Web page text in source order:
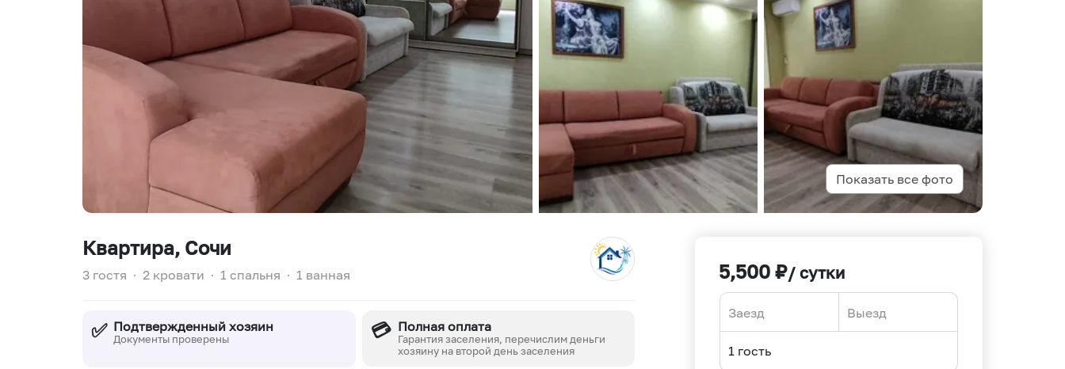
Показать все фото
Квартира, Сочи
3 гостя ∙ 2 кровати ∙ 1 спальня ∙ 1 ванная
✅ Подтвержденный хозяин
Документы проверены 💳 Полная оплата
Гарантия заселения, перечислим деньги
хозяину на второй день заселения
5,500 ₽/ сутки
forward